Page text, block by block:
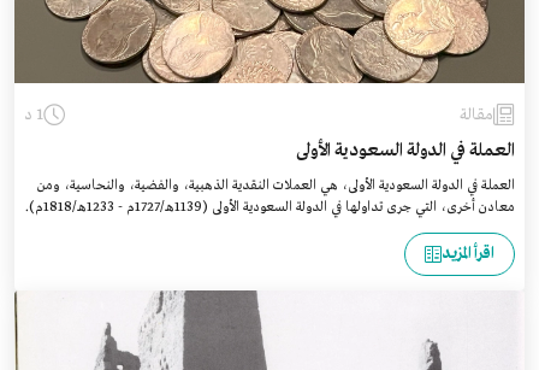
مقالة 1 د
العملة في الدولة السعودية الأولى
العملة في الدولة السعودية الأولى، هي العملات النقدية الذهبية، والفضية، والنحاسية، ومن
معادن أخرى، التي جرى تداولها في الدولة السعودية الأولى (1139هـ/1727م - 1233هـ/1818م).
اقرأ المزيد